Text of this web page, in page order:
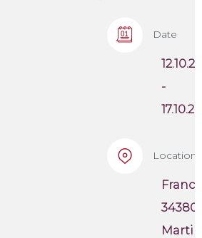
Date
-
Location
34380
Martin